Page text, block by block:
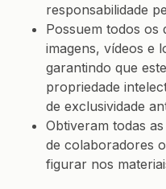
responsabilidade
Possuem todos os
imagens, vídeos e
garantindo que
propriedade
de exclusividade
Obtiveram todas
de colaboradores
figurar nos